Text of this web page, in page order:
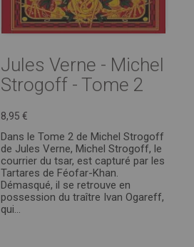
Jules Verne - Michel
Strogoff - Tome 2
8,95 €
Dans le Tome 2 de Michel Strogoff
de Jules Verne, Michel Strogoff, le
courrier du tsar, est capturé par les
Tartares de Féofar-Khan.
Démasqué, il se retrouve en
possession du traître Ivan Ogareff,
qui...